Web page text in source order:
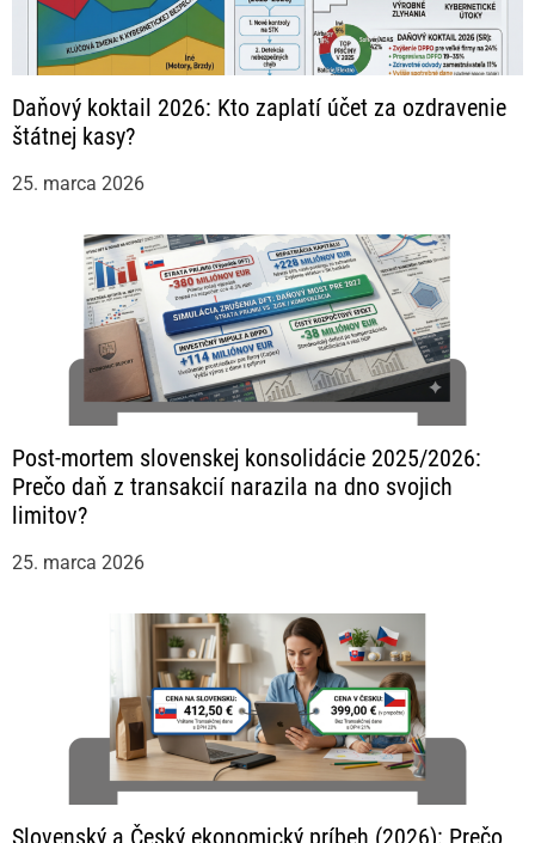
Daňový koktail 2026: Kto zaplatí účet za ozdravenie
štátnej kasy?
25. marca 2026
Post-mortem slovenskej konsolidácie 2025/2026:
Prečo daň z transakcií narazila na dno svojich
limitov?
25. marca 2026
Slovenský a Český ekonomický príbeh (2026): Prečo